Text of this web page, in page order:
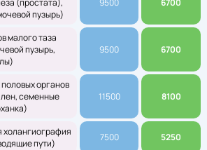
(простата),
пузырь)
9500 6700
малого таза
пузырь,
9500 6700
органов
семенные
11500 8100
пути)
7500 5250